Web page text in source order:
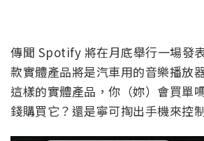
傳聞 Spotify 將在月底舉行一場發
款實體產品將是汽車用的音樂播放
這樣的實體產品，你（妳）會買單
錢購買它？還是寧可掏出手機來控